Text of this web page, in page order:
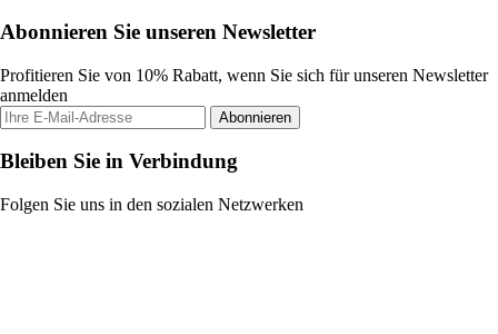
Abonnieren Sie unseren Newsletter
Profitieren Sie von 10% Rabatt, wenn Sie sich für unseren Newsletter
anmelden
Abonnieren
Bleiben Sie in Verbindung
Folgen Sie uns in den sozialen Netzwerken